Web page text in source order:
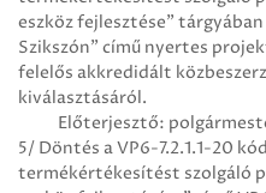
eszköz fejlesztése”
Szikszón” című nyertes
felelős akkredidált
kiválasztásáról.
Előterjesztő:
5/ Döntés a VP6-7.2.1.1-20
termékértékesítést szolgáló